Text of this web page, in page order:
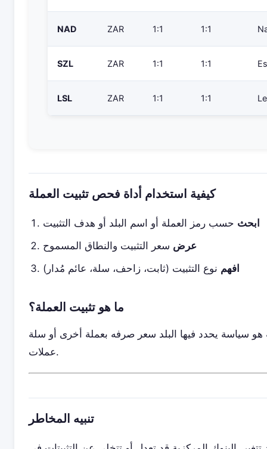
NAD ZAR 1:1 1:1
SZL ZAR 1:1 1:1
LSL ZAR 1:1 1:1
كيفية استخدام أداة فحص تثبيت العملة
ابحث حسب رمز العملة أو اسم البلد أو هدف التثبيت
عرض سعر التثبيت والنطاق المسموح
افهم نوع التثبيت (ثابت، زاحف، سلة، عائم مُدار)
ما هو تثبيت العملة؟
هو سياسة يحدد فيها البلد سعر صرفه بعملة أخرى أو سلة
عملات.
تنبيه المخاطر